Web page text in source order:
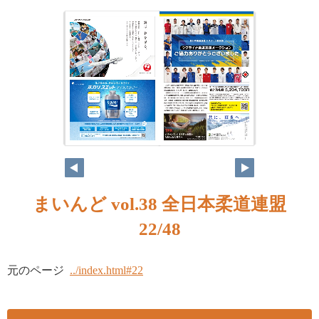
まいんど vol.38 全日本柔道連盟
22/48
元のページ ../index.html#22